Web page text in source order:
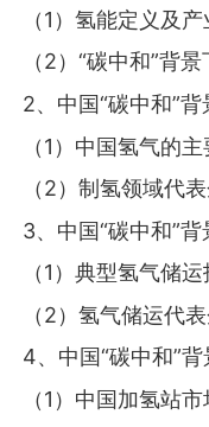
（1）氢能定义及
（2）“碳中和”背
2、中国“碳中和”
（1）中国氢气的
（2）制氢领域代
3、中国“碳中和”
（1）典型氢气储
（2）氢气储运代
4、中国“碳中和”
（1）中国加氢站